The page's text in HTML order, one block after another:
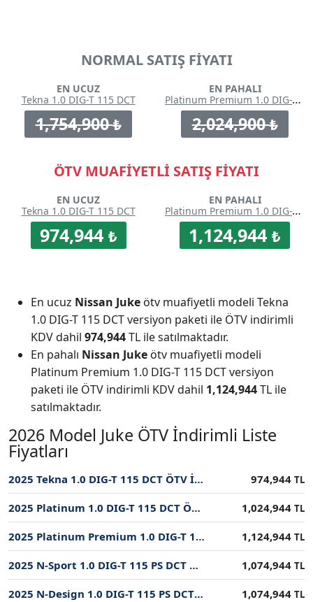
NORMAL SATIŞ FİYATI
EN UCUZ
Tekna 1.0 DIG-T 115 DCT
1,754,900₺
EN PAHALI
Platinum Premium 1.0 DIG-T 115 DCT
2,024,900₺
ÖTV MUAFİYETLİ SATIŞ FİYATI
EN UCUZ
Tekna 1.0 DIG-T 115 DCT
974,944 ₺
EN PAHALI
Platinum Premium 1.0 DIG-T 115 DCT
1,124,944 ₺
En ucuz Nissan Juke ötv muafiyetli modeli Tekna
1.0 DIG-T 115 DCT versiyon paketi ile ÖTV indirimli
KDV dahil 974,944TL ile satılmaktadır.
En pahalı Nissan Juke ötv muafiyetli modeli
Platinum Premium 1.0 DIG-T 115 DCT versiyon
paketi ile ÖTV indirimli KDV dahil 1,124,944TL ile
satılmaktadır.
2026 Model Juke ÖTV İndirimli Liste
Fiyatları
2025 Tekna 1.0 DIG-T 115 DCT ÖTV İndirimli Fiyatı 974,944 TL
2025 Platinum 1.0 DIG-T 115 DCT ÖTV İndirimli Fiyatı 1,024,944 TL
2025 Platinum Premium 1.0 DIG-T 115 DCT ÖTV İndirimli Fiyatı 1,124,944 TL
2025 N-Sport 1.0 DIG-T 115 PS DCT ÖTV İndirimli Fiyatı 1,074,944 TL
2025 N-Design 1.0 DIG-T 115 PS DCT ÖTV İndirimli Fiyatı 1,074,944 TL